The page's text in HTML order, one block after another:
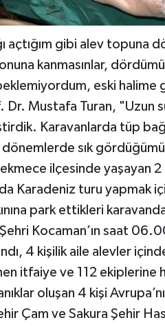
açtığım gibi alev topuna
kanmasınlar,
eski halime
Dr. Mustafa Turan, "Uzun
Karavanlarda tüp
dönemlerde sık
ilçesinde yaşayan
Karadeniz turu yapmak
park ettikleri
Kocaman’ın saat
4 kişilik aile alevler
itfaiye ve 112 ekiplerine
oluşan 4 kişi
Çam ve Sakura Şehir